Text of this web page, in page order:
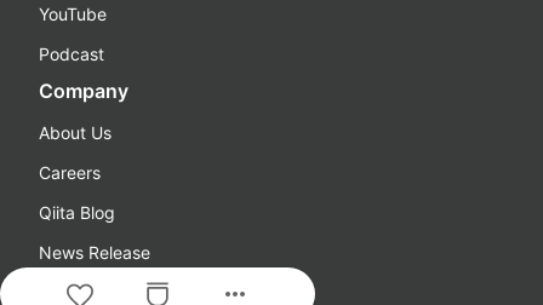
more_horiz
YouTube
Podcast
Company
About Us
Careers
Qiita Blog
News Release